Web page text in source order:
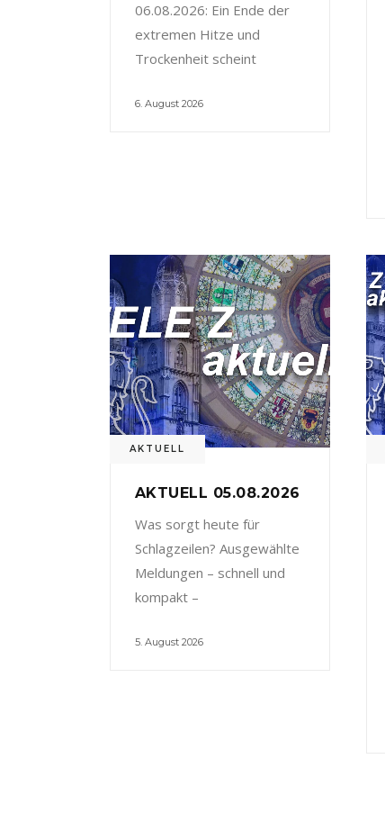
06.08.2026: Ein Ende der
extremen Hitze und
Trockenheit scheint
6. August 2026
AKTUELL
AKTUELL 05.08.2026
Was sorgt heute für
Schlagzeilen? Ausgewählte
Meldungen – schnell und
kompakt –
5. August 2026